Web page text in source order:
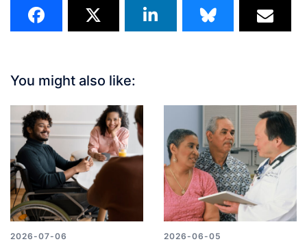
You might also like:
2026-07-06 2026-06-05